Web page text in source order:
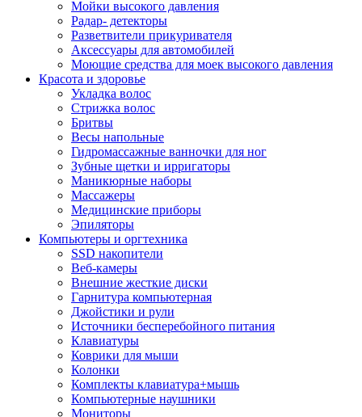
Мойки высокого давления
Радар- детекторы
Разветвители прикуривателя
Аксессуары для автомобилей
Моющие средства для моек высокого давления
Красота и здоровье
Укладка волос
Стрижка волос
Бритвы
Весы напольные
Гидромассажные ванночки для ног
Зубные щетки и ирригаторы
Маникюрные наборы
Массажеры
Медицинские приборы
Эпиляторы
Компьютеры и оргтехника
SSD накопители
Веб-камеры
Внешние жесткие диски
Гарнитура компьютерная
Джойстики и рули
Источники бесперебойного питания
Клавиатуры
Коврики для мыши
Колонки
Комплекты клавиатура+мышь
Компьютерные наушники
Мониторы